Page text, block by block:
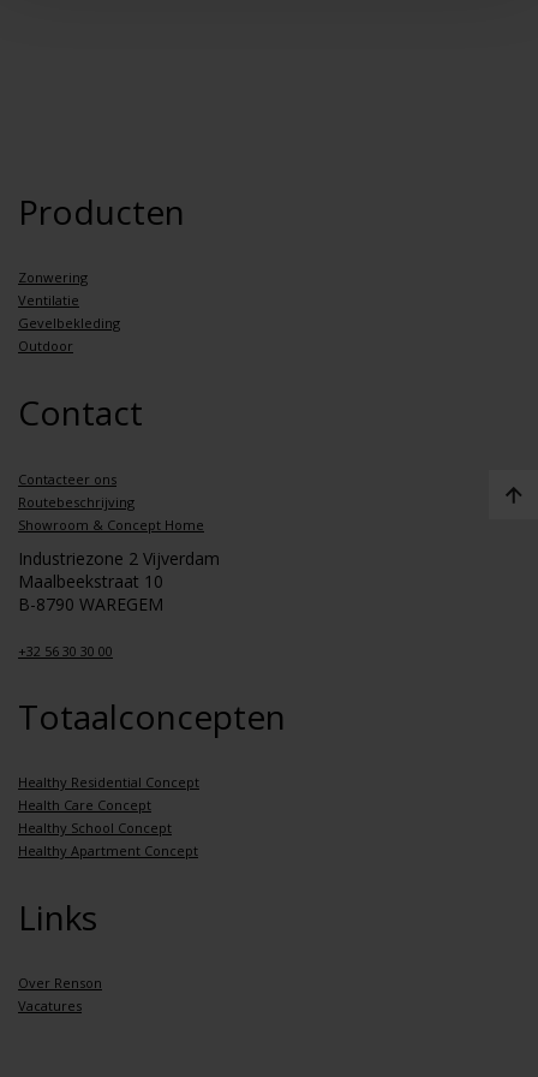
Producten
Zonwering
Ventilatie
Gevelbekleding
Outdoor
Contact
Contacteer ons
Routebeschrijving
Showroom & Concept Home
Industriezone 2 Vijverdam
Maalbeekstraat 10
B-8790 WAREGEM
+32 56 30 30 00
Totaalconcepten
Healthy Residential Concept
Health Care Concept
Healthy School Concept
Healthy Apartment Concept
Links
Over Renson
Vacatures